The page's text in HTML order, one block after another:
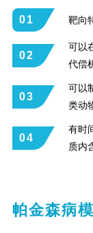
01 靶向
02
可以
代偿
03
可以
类动
04
有时
质内
帕金森病